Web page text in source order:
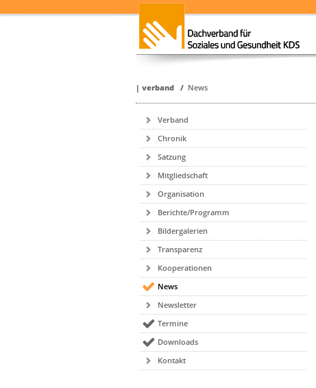
| verband / News
Verband
Chronik
Satzung
Mitgliedschaft
Organisation
Berichte/Programm
Bildergalerien
Transparenz
Kooperationen
News
Newsletter
Termine
Downloads
Kontakt